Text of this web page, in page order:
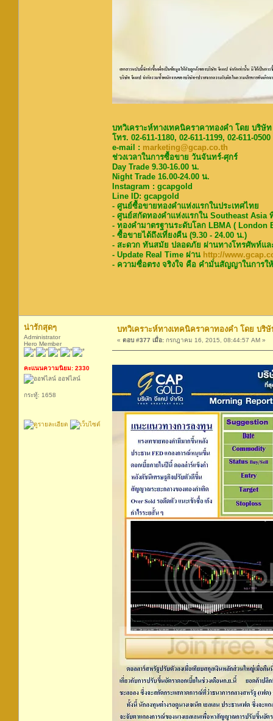
บทวิเคราะห์ทางเทคนิคราคาทองคำ โดย บริษั
โทร. 02-611-1180, 02-611-1199, 02-611-
e-mail : marketing@gcap.co.th
ช่วงเวลาในการซื้อขาย วันจันทร์-ศุกร์
Day Trade 9.30-16.00 น.
Night Trade 16.00-24.00 น.
Instagram : gcapgold
Line ID: gcapgold
- ศูนย์ซื้อขายทองคำแห่งแรกในประเทศไทย
- ศูนย์สกัดทองคำแห่งแรกใน Southeast Asia
- ทองคำมาตรฐานระดับโลก LBMA ( London
- ซื้อขายได้ถึงเที่ยงคืน (9.30 - 24.00 น.)
- สะดวก ทันสมัย ปลอดภัย ผ่านทางโทรศัพท์แล
- Update Real Time ผ่าน http://
- ความซื่อตรง จริงใจ คือ คำมั่นสัญญาในการใ
น่ารักสุดๆ
Administrator
Hero Member
คะแนนความนิยม: 2330
ออฟไลน์
กระทู้: 1658
บทวิเคราะห์ทางเทคนิคราคาทองคำ โดย บริษั
« ตอบ #377 เมื่อ: กรกฎาคม 16, 2015, 08:44:57 AM »